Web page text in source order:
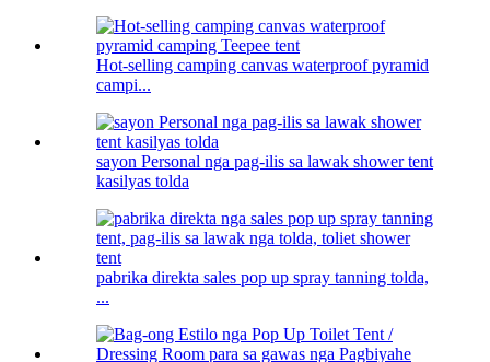
Hot-selling camping canvas waterproof pyramid
campi...
sayon ​​Personal nga pag-ilis sa lawak shower tent
kasilyas tolda
pabrika direkta sales pop up spray tanning tolda,
...